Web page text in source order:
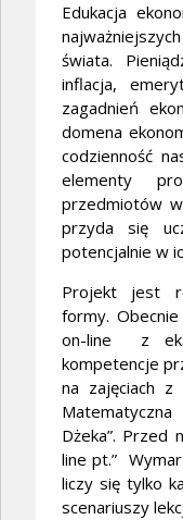
Edukacja
świata.
inflacja,
zagadnień
domena
codzienność
elementy
przedmiotów
przyda się
potencjalnie w
Projekt jest
formy.
on-line z
kompetencje
na zajęciach z
Dżeka”. Przed
line pt.”
liczy się tylko
scenariuszy